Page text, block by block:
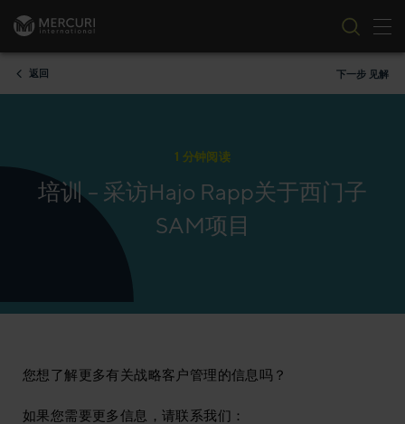
跳到内容
切
返回 下一步 见解
1 分钟阅读
培训 – 采访Hajo Rapp关于西门子
SAM项目
您想了解更多有关战略客户管理的信息吗？
如果您需要更多信息，请联系我们：